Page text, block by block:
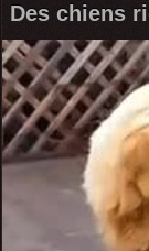
Des chiens